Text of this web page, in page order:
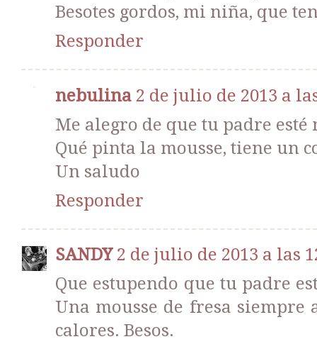
Besotes gordos, mi niña, que
Responder
nebulina 2 de julio de 2013 a
Me alegro de que tu padre esté
Qué pinta la mousse, tiene un
Un saludo
Responder
SANDY 2 de julio de 2013 a las
Que estupendo que tu padre
Una mousse de fresa siempre
calores. Besos.